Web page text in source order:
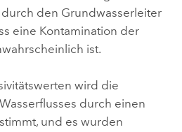
den Grundwasserleiter
eine Kontamination der
ist.
wird die
durch einen
und es wurden